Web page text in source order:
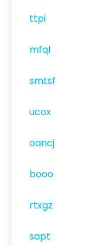
ttpi
mfql
smtsf
ucox
oancj
booo
rtxgz
sapt